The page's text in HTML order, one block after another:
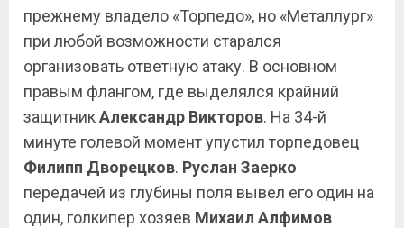
прежнему владело «Торпедо», но «Металлург»
при любой возможности старался
организовать ответную атаку. В основном
правым флангом, где выделялся крайний
защитникАлександр Викторов. На 34-й
минуте голевой момент упустил торпедовец
Филипп Дворецков. Руслан Заерко
передачей из глубины поля вывел его один на
один, голкипер хозяев Михаил Алфимов